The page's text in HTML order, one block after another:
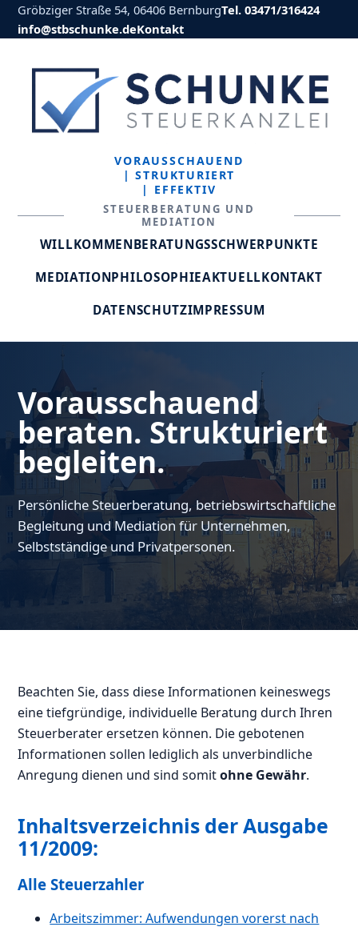
Gröbziger Straße 54, 06406 BernburgTel. 03471/316424
info@stbschunke.deKontakt
VORAUSSCHAUEND
| STRUKTURIERT
| EFFEKTIV
STEUERBERATUNG UND
MEDIATION
WILLKOMMENBERATUNGSSCHWERPUNKTE
MEDIATIONPHILOSOPHIEAKTUELLKONTAKT
DATENSCHUTZIMPRESSUM
Vorausschauend
beraten. Strukturiert
begleiten.
Persönliche Steuerberatung, betriebswirtschaftliche
Begleitung und Mediation für Unternehmen,
Selbstständige und Privatpersonen.
Beachten Sie, dass diese Informationen keineswegs
eine tiefgründige, individuelle Beratung durch Ihren
Steuerberater ersetzen können. Die gebotenen
Informationen sollen lediglich als unverbindliche
Anregung dienen und sind somitohne Gewähr.
Inhaltsverzeichnis der Ausgabe
11/2009:
Alle Steuerzahler
Arbeitszimmer: Aufwendungen vorerst nach